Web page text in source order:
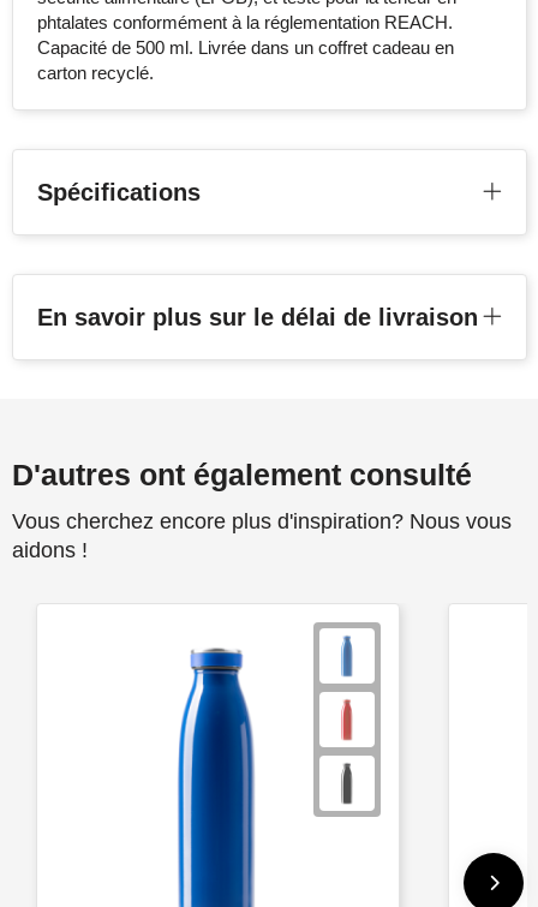
phtalates conformément à la réglementation REACH.
Capacité de 500 ml. Livrée dans un coffret cadeau en
carton recyclé.
Spécifications
En savoir plus sur le délai de livraison
D'autres ont également consulté
Vous cherchez encore plus d'inspiration? Nous vous
aidons !